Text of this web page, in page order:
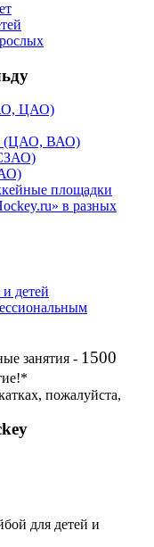
ЦАО)
(ЦАО, ВАО)
площадки
в разных
детей
занятия - 1500
пожалуйста,
для детей и